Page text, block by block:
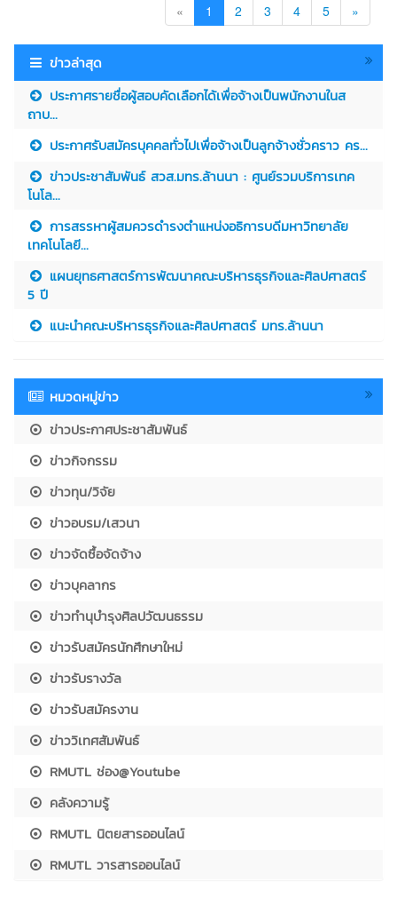
«
1 2 3 4 5 »
ข่าวล่าสุด
ประกาศรายชื่อผู้สอบคัดเลือกได้เพื่อจ้างเป็นพนักงานในส
ถาบ...
ประกาศรับสมัครบุคคลทั่วไปเพื่อจ้างเป็นลูกจ้างชั่วคราว คร...
ข่าวประชาสัมพันธ์ สวส.มทร.ล้านนา : ศูนย์รวมบริการเทค
โนโล...
การสรรหาผู้สมควรดำรงตำแหน่งอธิการบดีมหาวิทยาลัย
เทคโนโลยี...
แผนยุทธศาสตร์การพัฒนาคณะบริหารธุรกิจและศิลปศาสตร์
5 ปี
แนะนำคณะบริหารธุรกิจและศิลปศาสตร์ มทร.ล้านนา
หมวดหมู่ข่าว
ข่าวประกาศประชาสัมพันธ์
ข่าวกิจกรรม
ข่าวทุน/วิจัย
ข่าวอบรม/เสวนา
ข่าวจัดซื้อจัดจ้าง
ข่าวบุคลากร
ข่าวทำนุบำรุงศิลปวัฒนธรรม
ข่าวรับสมัครนักศึกษาใหม่
ข่าวรับรางวัล
ข่าวรับสมัครงาน
ข่าววิเทศสัมพันธ์
RMUTL ช่อง@Youtube
คลังความรู้
RMUTL นิตยสารออนไลน์
RMUTL วารสารออนไลน์